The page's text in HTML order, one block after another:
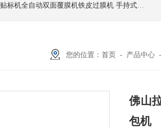
贴标机全自动双面覆膜机铁皮过膜机 手持式激光打标机铁牌便携式打码机
您的位置：首页 - 产品中心
佛山
包机